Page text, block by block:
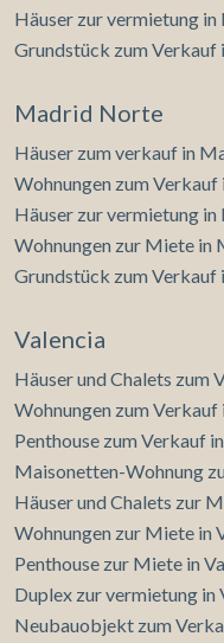
Häuser zur vermietung
Grundstück zum
Madrid Norte
Häuser zum verkauf in
Wohnungen zum
Häuser zur vermietung
Wohnungen zur Miete in
Grundstück zum
Valencia
Häuser und Chalets zum
Wohnungen zum Verkauf
Penthouse zum Verkauf
Maisonetten-Wohnung
Häuser und Chalets zur
Wohnungen zur Miete in
Penthouse zur Miete in
Duplex zur vermietung in
Neubauobjekt zum